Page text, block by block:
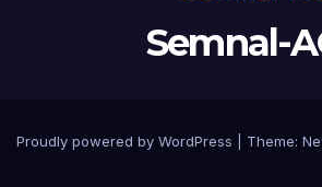
Semnal-
Proudly powered by WordPress Theme: